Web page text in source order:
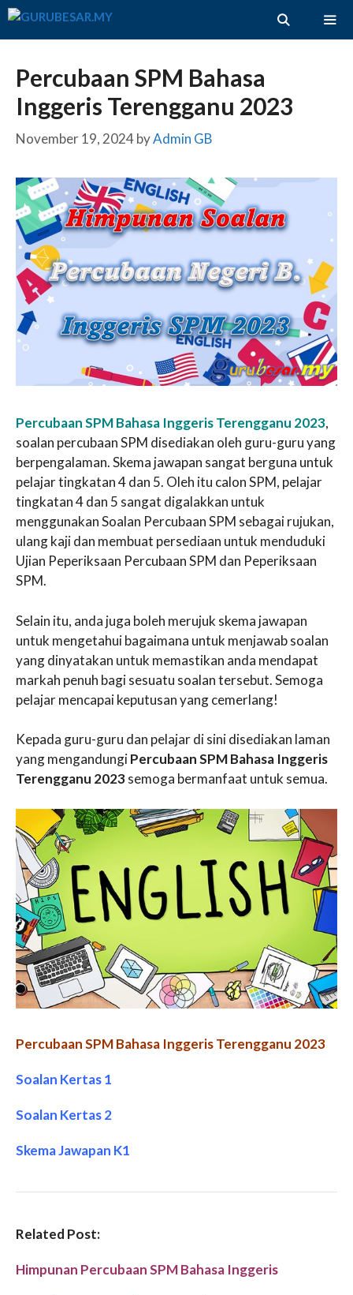
Skip
Percubaan SPM Bahasa
Inggeris Terengganu 2023
November 19, 2024byAdmin GB
Percubaan SPM Bahasa Inggeris Terengganu 2023,
soalan percubaan SPM disediakan oleh guru-guru yang
berpengalaman. Skema jawapan sangat berguna untuk
pelajar tingkatan 4 dan 5. Oleh itu calon SPM, pelajar
tingkatan 4 dan 5 sangat digalakkan untuk
menggunakan Soalan Percubaan SPM sebagai rujukan,
ulang kaji dan membuat persediaan untuk menduduki
Ujian Peperiksaan Percubaan SPM dan Peperiksaan
SPM.
Selain itu, anda juga boleh merujuk skema jawapan
untuk mengetahui bagaimana untuk menjawab soalan
yang dinyatakan untuk memastikan anda mendapat
markah penuh bagi sesuatu soalan tersebut. Semoga
pelajar mencapai keputusan yang cemerlang!
Kepada guru-guru dan pelajar di sini disediakan laman
yang mengandungiPercubaan SPM Bahasa Inggeris
Terengganu 2023semoga bermanfaat untuk semua.
Percubaan SPM Bahasa Inggeris Terengganu 2023
Soalan Kertas 1
Soalan Kertas 2
Skema Jawapan K1
Related Post:
Himpunan Percubaan SPM Bahasa Inggeris